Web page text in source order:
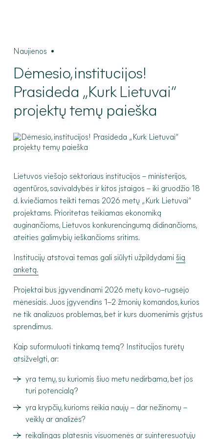
Naujienos •
Dėmesio,institucijos!
Prasideda „Kurk Lietuvai“
projektų temų paieška
Lietuvos viešojo sektoriaus institucijos – ministerijos,
agentūros, savivaldybės ir kitos įstaigos – iki gruodžio 18
d. kviečiamos teikti temas 2026 metų „Kurk Lietuvai“
projektams. Prioritetas teikiamas ekonomiką
auginančioms, Lietuvos konkurencingumą didinančioms,
ateities galimybių ieškančioms sritims.
Institucijų atstovai temas gali siūlyti užpildydami šią
anketą.
Projektai bus įgyvendinami 2026 metų kovo–rugsėjo
mėnesiais. Juos įgyvendins 1–2 žmonių komandos, kurios
ne tik analizuos problemas, bet ir kurs duomenimis grįstus
sprendimus.
Kaip suformuluoti tinkamą temą? Institucijos turėtų
atsižvelgti, ar:
yra temų, su kuriomis šiuo metu nedirbama, bet jos
turi potencialą?
yra krypčių, kurioms reikia naujų – dar nežinomų –
veiklų ar analizės?
reikalingas platesnis visuomenės ar suinteresuotųjų